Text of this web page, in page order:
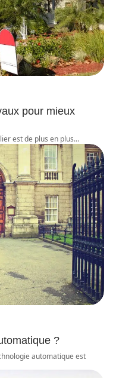
pour mieux
est de plus en plus…
?
automatique est